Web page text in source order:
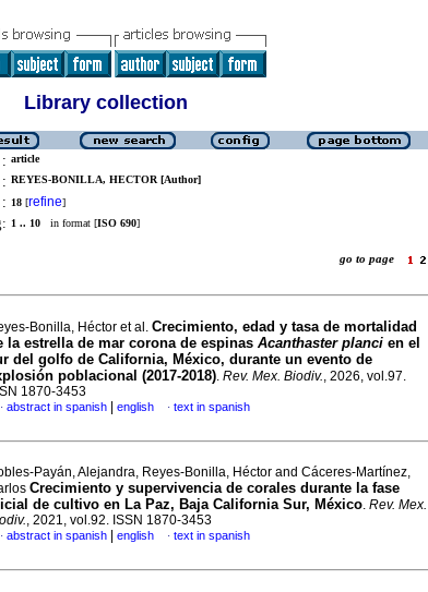
Library collection
article
REYES-BONILLA, HECTOR [Author]
18 [refine]
1 .. 10 in format [ISO 690]
go to page
Bonilla, Héctor et al. Crecimiento, edad y tasa de mortalidad
la estrella de mar corona de espinas Acanthaster planci en el
del golfo de California, México, durante un evento de
poblacional (2017-2018). Rev. Mex. Biodiv., 2026, vol.97.
1870-3453
· abstract in spanish english · text in spanish
Payán, Alejandra, Reyes-Bonilla, Héctor and Cáceres-Martínez,
Crecimiento y supervivencia de corales durante la fase
de cultivo en La Paz, Baja California Sur, México. Rev. Mex.
, 2021, vol.92. ISSN 1870-3453
· abstract in spanish english · text in spanish